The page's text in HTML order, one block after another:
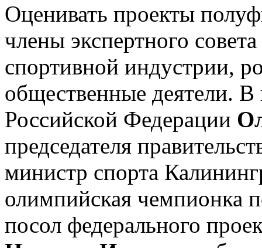
Оценивать проекты
члены экспертного
спортивной индустрии,
общественные деятели.
Российской Федерации
председателя
министр спорта
олимпийская чемпионка
посол федерального